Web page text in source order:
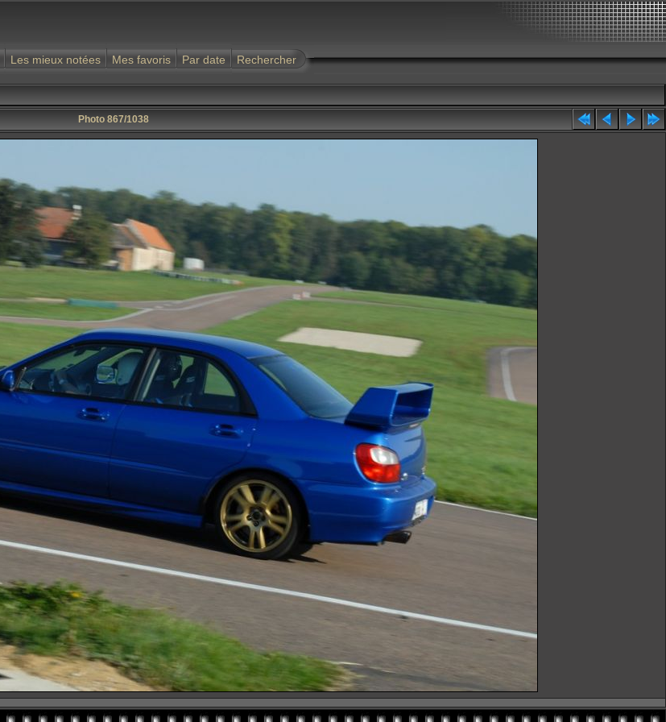
Les mieux notées Mes favoris Par date Rechercher
Photo 867/1038